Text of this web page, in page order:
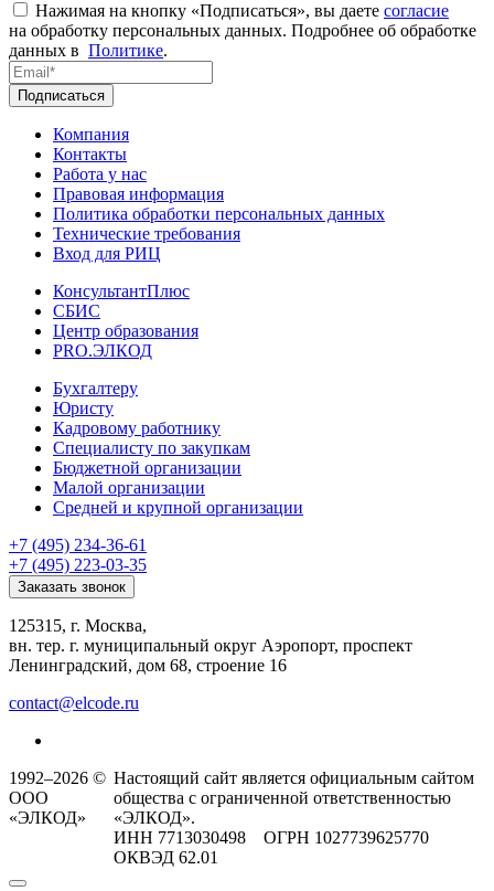
Нажимая на кнопку «Подписаться», вы даете согласие
на обработку персональных данных. Подробнее об обработке
данных в Политике.
Подписаться
Компания
Контакты
Работа у нас
Правовая информация
Политика обработки персональных данных
Технические требования
Вход для РИЦ
КонсультантПлюс
СБИС
Центр образования
PRO.ЭЛКОД
Бухгалтеру
Юристу
Кадровому работнику
Специалисту по закупкам
Бюджетной организации
Малой организации
Средней и крупной организации
+7 (495) 234-36-61
+7 (495) 223-03-35
Заказать звонок
125315, г. Москва,
вн. тер. г. муниципальный округ Аэропорт, проспект
Ленинградский, дом 68, строение 16
contact@elcode.ru
1992–2026 ©
ООО
«ЭЛКОД»
Настоящий сайт является официальным сайтом
общества с ограниченной ответственностью
«ЭЛКОД».
ИНН 7713030498 ОГРН 1027739625770
ОКВЭД 62.01